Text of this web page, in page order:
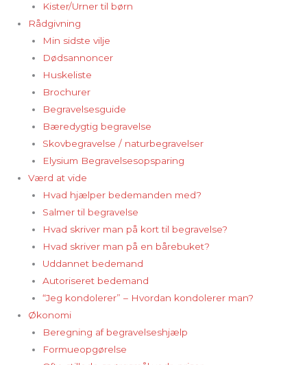
Kister/Urner til børn
Rådgivning
Min sidste vilje
Dødsannoncer
Huskeliste
Brochurer
Begravelsesguide
Bæredygtig begravelse
Skovbegravelse / naturbegravelser
Elysium Begravelsesopsparing
Værd at vide
Hvad hjælper bedemanden med?
Salmer til begravelse
Hvad skriver man på kort til begravelse?
Hvad skriver man på en bårebuket?
Uddannet bedemand
Autoriseret bedemand
“Jeg kondolerer” – Hvordan kondolerer man?
Økonomi
Beregning af begravelseshjælp
Formueopgørelse